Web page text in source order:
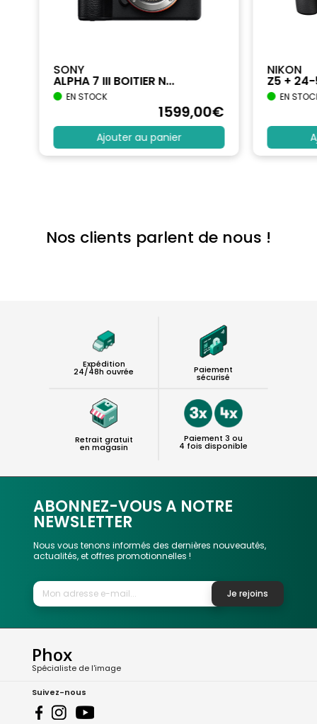
SONY
ALPHA 7 III BOITIER N...
EN STOCK
1599,00€
Ajouter au panier
NIKON
Z5 +
EN
Nos clients parlent de nous !
Expédition
24/48h ouvrée Paiement
sécurisé
Retrait gratuit
en magasin
Paiement 3 ou
4 fois disponible
ABONNEZ-VOUS A NOTRE
NEWSLETTER
Nous vous tenons informés des dernières nouveautés,
actualités, et offres promotionnelles !
Je rejoins
Phox
Spécialiste de l'image
Suivez-nous